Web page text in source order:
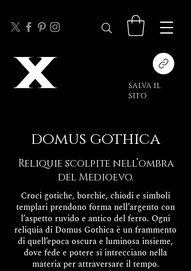
SALVA IL
SITO
domus gothica
Reliquie scolpite nell’ombra
del Medioevo.
Croci gotiche, borchie, chiodi e simboli
templari prendono forma nell’argento con
l’aspetto ruvido e antico del ferro. Ogni
reliquia di Domus Gothica è un frammento
di quell’epoca oscura e luminosa insieme,
dove fede e potere si intrecciano nella
materia per attraversare il tempo.